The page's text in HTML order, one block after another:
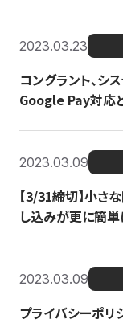
2023.03.23
コングラント、シ
Google Pay対応
2023.03.09
【3/31締切】小さ
し込みが更に簡単
2023.03.09
プライバシーポリ